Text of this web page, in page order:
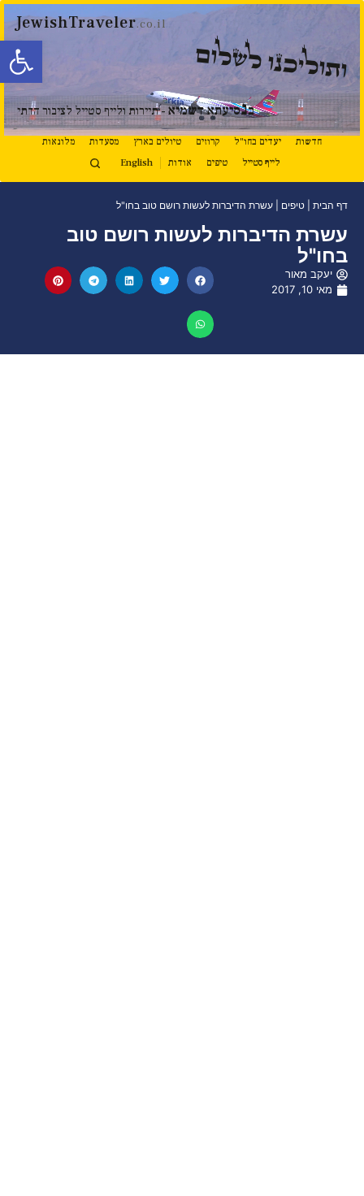
פתח
JewishTraveler.co.il
ותוליכנו לשלום
בנסיעתא דשמיא - תיירות ולייף סטייל לציבור הדתי
חדשות יעדים בחו"ל קרוזים טיולים בארץ מסעדות
מלונאות
לייף סטייל
טיפים אודות English
דף הבית טיפים עשרת הדיברות לעשות רושם טוב בחו"ל
עשרת הדיברות לעשות רושם טוב
בחו"ל
יעקב מאור
מאי 10, 2017